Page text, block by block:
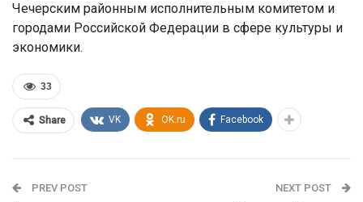
Чечерским районным исполнительным комитетом и
городами Российской Федерации в сфере культуры и
экономики.
33
Share VK OK.ru Facebook
PREV POST NEXT POST